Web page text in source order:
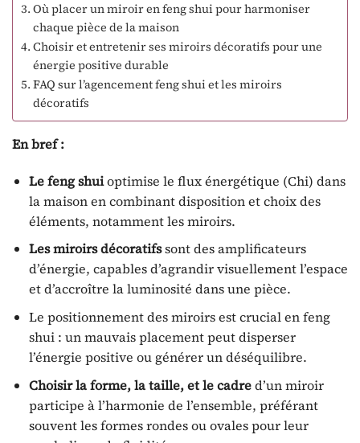
Où placer un miroir en feng shui pour harmoniser
chaque pièce de la maison
Choisir et entretenir ses miroirs décoratifs pour une
énergie positive durable
FAQ sur l’agencement feng shui et les miroirs
décoratifs
En bref :
Le feng shuioptimise le flux énergétique (Chi) dans
la maison en combinant disposition et choix des
éléments, notamment les miroirs.
Les miroirs décoratifssont des amplificateurs
d’énergie, capables d’agrandir visuellement l’espace
et d’accroître la luminosité dans une pièce.
Le positionnement des miroirs est crucial en feng
shui : un mauvais placement peut disperser
l’énergie positive ou générer un déséquilibre.
Choisir la forme, la taille, et le cadred’un miroir
participe à l’harmonie de l’ensemble, préférant
souvent les formes rondes ou ovales pour leur